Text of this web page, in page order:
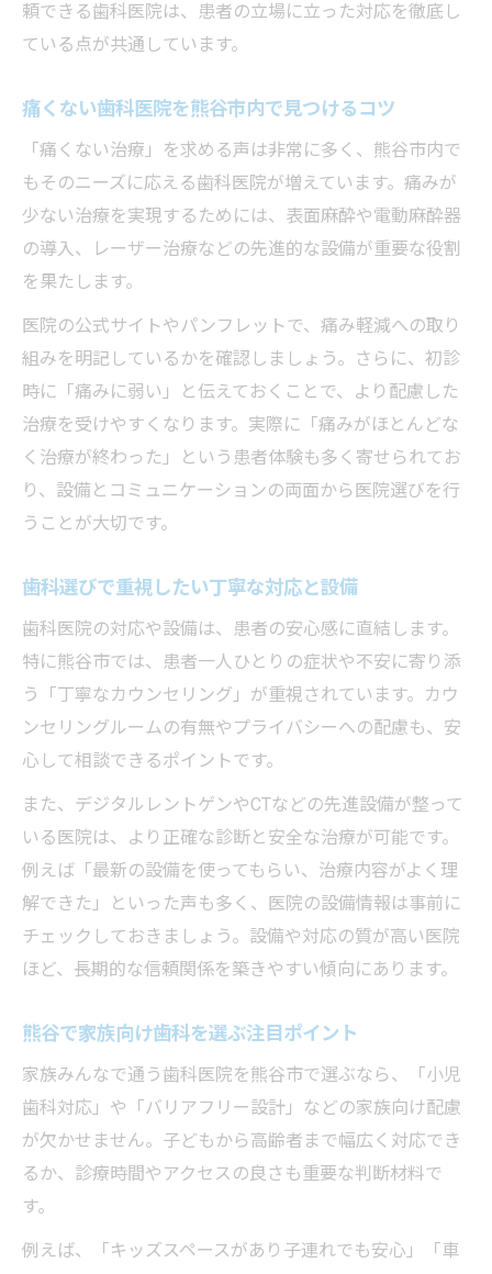
優しい対応が魅力の熊谷市歯科体験とは
熊谷市で評判の親切な歯科体験を紹介
歯科体験で学ぶ優しい医院の選び方ガイド
熊谷市で理想の歯科治療を叶えるためのヒント
歯科体験から導く熊谷市の理想的な医院選
び
熊谷市で叶える最適な歯科治療のポイント
歯科医院選びに役立つ熊谷市の口コミ活用
法
歯科体験を活かす熊谷市での治療提案
長く通える熊谷市の歯科医院を見極める方
法
頼できる歯科医院は、患者の立場に立った対応を徹底し
ている点が共通しています。
痛くない歯科医院を熊谷市内で見つけるコツ
「痛くない治療」を求める声は非常に多く、熊谷市内で
もそのニーズに応える歯科医院が増えています。痛みが
少ない治療を実現するためには、表面麻酔や電動麻酔器
の導入、レーザー治療などの先進的な設備が重要な役割
を果たします。
医院の公式サイトやパンフレットで、痛み軽減への取り
組みを明記しているかを確認しましょう。さらに、初診
時に「痛みに弱い」と伝えておくことで、より配慮した
治療を受けやすくなります。実際に「痛みがほとんどな
く治療が終わった」という患者体験も多く寄せられてお
り、設備とコミュニケーションの両面から医院選びを行
うことが大切です。
歯科選びで重視したい丁寧な対応と設備
歯科医院の対応や設備は、患者の安心感に直結します。
特に熊谷市では、患者一人ひとりの症状や不安に寄り添
う「丁寧なカウンセリング」が重視されています。カウ
ンセリングルームの有無やプライバシーへの配慮も、安
心して相談できるポイントです。
また、デジタルレントゲンやCTなどの先進設備が整って
いる医院は、より正確な診断と安全な治療が可能です。
例えば「最新の設備を使ってもらい、治療内容がよく理
解できた」といった声も多く、医院の設備情報は事前に
チェックしておきましょう。設備や対応の質が高い医院
ほど、長期的な信頼関係を築きやすい傾向にあります。
熊谷で家族向け歯科を選ぶ注目ポイント
家族みんなで通う歯科医院を熊谷市で選ぶなら、「小児
歯科対応」や「バリアフリー設計」などの家族向け配慮
が欠かせません。子どもから高齢者まで幅広く対応でき
るか、診療時間やアクセスの良さも重要な判断材料で
す。
例えば、「キッズスペースがあり子連れでも安心」「車